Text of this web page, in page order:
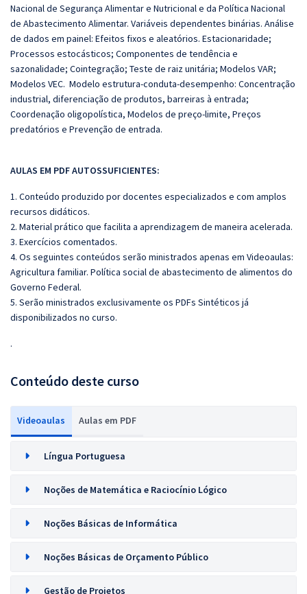
Nacional de Segurança Alimentar e Nutricional e da Política Nacional
de Abastecimento Alimentar. Variáveis dependentes binárias. Análise
de dados em painel: Efeitos fixos e aleatórios. Estacionaridade;
Processos estocásticos; Componentes de tendência e
sazonalidade; Cointegração; Teste de raiz unitária; Modelos VAR;
Modelos VEC. Modelo estrutura-conduta-desempenho: Concentração
industrial, diferenciação de produtos, barreiras à entrada;
Coordenação oligopolística, Modelos de preço-limite, Preços
predatórios e Prevenção de entrada.
AULAS EM PDF AUTOSSUFICIENTES:
1. Conteúdo produzido por docentes especializados e com amplos
recursos didáticos.
2. Material prático que facilita a aprendizagem de maneira acelerada.
3. Exercícios comentados.
4. Os seguintes conteúdos serão ministrados apenas em Videoaulas:
Agricultura familiar. Política social de abastecimento de alimentos do
Governo Federal.
5. Serão ministrados exclusivamente os PDFs Sintéticos já
disponibilizados no curso.
.
Conteúdo deste curso
Videoaulas Aulas em PDF
Língua Portuguesa
Noções de Matemática e Raciocínio Lógico
Noções Básicas de Informática
Noções Básicas de Orçamento Público
Gestão de Projetos